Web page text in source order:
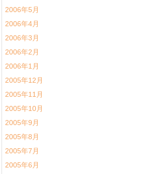
2006年5月
2006年4月
2006年3月
2006年2月
2006年1月
2005年12月
2005年11月
2005年10月
2005年9月
2005年8月
2005年7月
2005年6月